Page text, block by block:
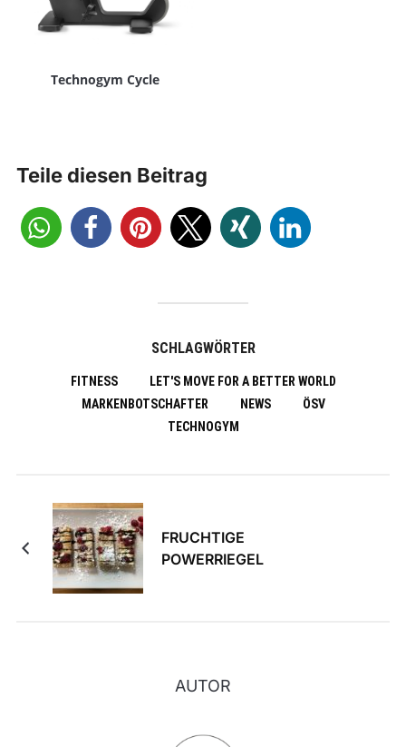
Technogym Cycle
Teile diesen Beitrag
SCHLAGWÖRTER
FITNESS
LET'S MOVE FOR A BETTER WORLD
MARKENBOTSCHAFTER
NEWS
ÖSV
TECHNOGYM
FRUCHTIGE
POWERRIEGEL
AUTOR